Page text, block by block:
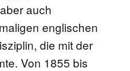
auch
englischen
die mit der
Von 1855 bis